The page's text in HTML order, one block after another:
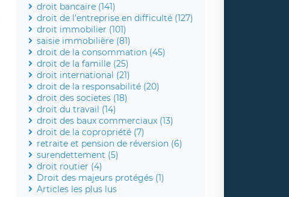
droit bancaire (141)
droit de l'entreprise en difficulté (127)
droit immobilier (101)
saisie immobilière (81)
droit de la consommation (45)
droit de la famille (25)
droit international (21)
droit de la responsabilité (20)
droit des societes (18)
droit du travail (14)
droit des baux commerciaux (13)
droit de la copropriété (7)
retraite et pension de réversion (6)
surendettement (5)
droit routier (4)
Droit des majeurs protégés (1)
Articles les plus lus